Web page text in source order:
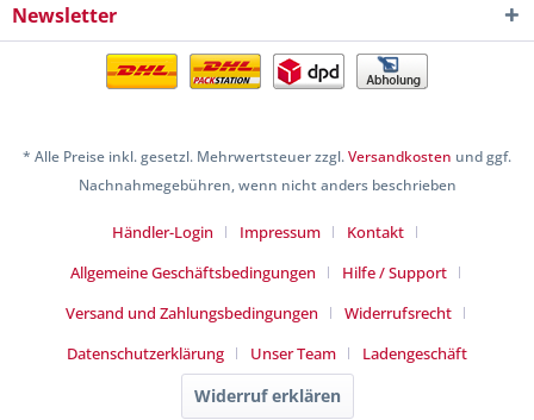
Newsletter
* Alle Preise inkl. gesetzl. Mehrwertsteuer zzgl.Versandkosten und ggf.
Nachnahmegebühren, wenn nicht anders beschrieben
Händler-Login Impressum
Kontakt
Allgemeine Geschäftsbedingungen
Hilfe / Support
Versand und Zahlungsbedingungen
Widerrufsrecht
Datenschutzerklärung
Unser Team Ladengeschäft
Widerruf erklären